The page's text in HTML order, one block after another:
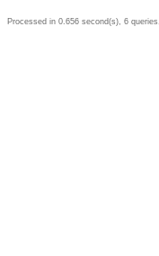
Processed in 0.656 second(s), 6